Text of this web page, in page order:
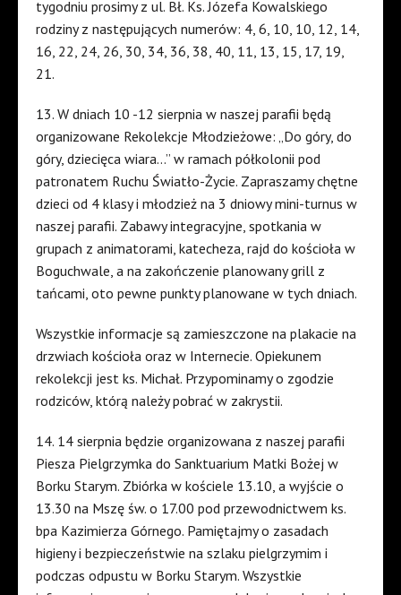
tygodniu prosimy z ul. Bł. Ks. Józefa Kowalskiego
rodziny z następujących numerów: 4, 6, 10, 10, 12, 14,
16, 22, 24, 26, 30, 34, 36, 38, 40, 11, 13, 15, 17, 19,
21.
13. W dniach 10 -12 sierpnia w naszej parafii będą
organizowane Rekolekcje Młodzieżowe: „Do góry, do
góry, dziecięca wiara…” w ramach półkolonii pod
patronatem Ruchu Światło-Życie. Zapraszamy chętne
dzieci od 4 klasy i młodzież na 3 dniowy mini-turnus w
naszej parafii. Zabawy integracyjne, spotkania w
grupach z animatorami, katecheza, rajd do kościoła w
Boguchwale, a na zakończenie planowany grill z
tańcami, oto pewne punkty planowane w tych dniach.
Wszystkie informacje są zamieszczone na plakacie na
drzwiach kościoła oraz w Internecie. Opiekunem
rekolekcji jest ks. Michał. Przypominamy o zgodzie
rodziców, którą należy pobrać w zakrystii.
14. 14 sierpnia będzie organizowana z naszej parafii
Piesza Pielgrzymka do Sanktuarium Matki Bożej w
Borku Starym. Zbiórka w kościele 13.10, a wyjście o
13.30 na Mszę św. o 17.00 pod przewodnictwem ks.
bpa Kazimierza Górnego. Pamiętajmy o zasadach
higieny i bezpieczeństwie na szlaku pielgrzymim i
podczas odpustu w Borku Starym. Wszystkie